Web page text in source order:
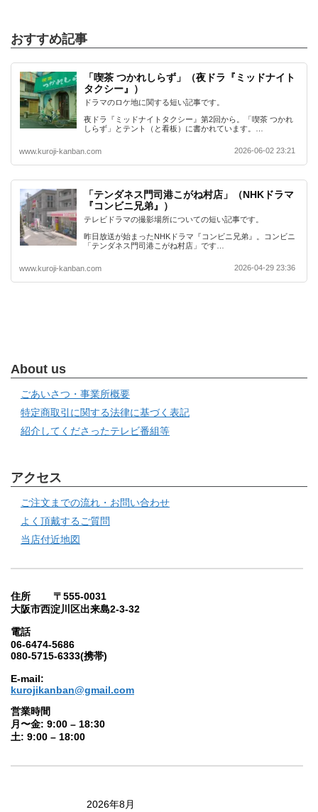
おすすめ記事
「喫茶 つかれしらず」（夜ドラ『ミッドナイト
タクシー』）
ドラマのロケ地に関する短い記事です。
夜ドラ『ミッドナイトタクシー』第2回から。「喫茶 つかれ
しらず」とテント（と看板）に書かれています。…
www.kuroji-kanban.com 2026-06-02 23:21
「テンダネス門司港こがね村店」（NHKドラマ
『コンビニ兄弟』）
テレビドラマの撮影場所についての短い記事です。
昨日放送が始まったNHKドラマ『コンビニ兄弟』。コンビニ
「テンダネス門司港こがね村店」です…
www.kuroji-kanban.com 2026-04-29 23:36
About us
ごあいさつ・事業所概要
特定商取引に関する法律に基づく表記
紹介してくださったテレビ番組等
アクセス
ご注文までの流れ・お問い合わせ
よく頂戴するご質問
当店付近地図
住所 〒555-0031
大阪市西淀川区出来島2-3-32
電話
06-6474-5686
080-5715-6333(携帯)
E-mail:
kurojikanban@gmail.com
営業時間
月〜金: 9:00 – 18:30
土: 9:00 – 18:00
2026年8月